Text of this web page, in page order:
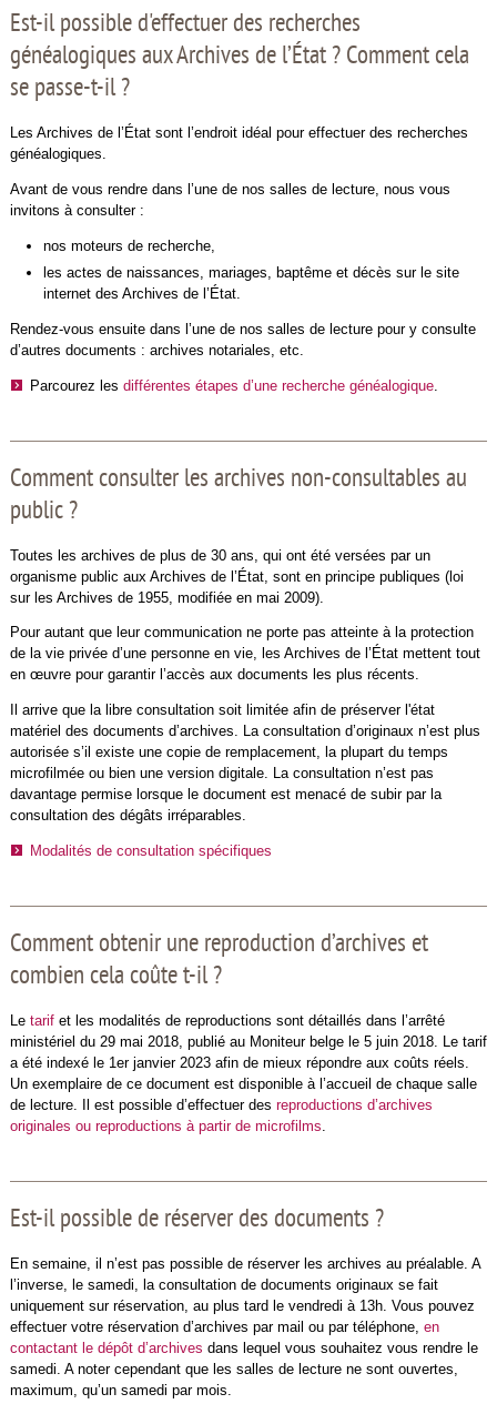
Est-il possible d'effectuer des recherches
généalogiques aux Archives de l’État ? Comment cela
se passe-t-il ?
Les Archives de l’État sont l’endroit idéal pour effectuer des recherches
généalogiques.
Avant de vous rendre dans l’une de nos salles de lecture, nous vous
invitons à consulter :
nos moteurs de recherche,
les actes de naissances, mariages, baptême et décès sur le site
internet des Archives de l’État.
Rendez-vous ensuite dans l’une de nos salles de lecture pour y consulte
d’autres documents : archives notariales, etc.
Parcourez les différentes étapes d’une recherche généalogique.
Comment consulter les archives non-consultables au
public ?
Toutes les archives de plus de 30 ans, qui ont été versées par un
organisme public aux Archives de l’État, sont en principe publiques (loi
sur les Archives de 1955, modifiée en mai 2009).
Pour autant que leur communication ne porte pas atteinte à la protection
de la vie privée d’une personne en vie, les Archives de l’État mettent tout
en œuvre pour garantir l’accès aux documents les plus récents.
Il arrive que la libre consultation soit limitée afin de préserver l'état
matériel des documents d’archives. La consultation d’originaux n’est plus
autorisée s’il existe une copie de remplacement, la plupart du temps
microfilmée ou bien une version digitale. La consultation n’est pas
davantage permise lorsque le document est menacé de subir par la
consultation des dégâts irréparables.
Modalités de consultation spécifiques
Comment obtenir une reproduction d’archives et
combien cela coûte t-il ?
Le tarifet les modalités de reproductions sont détaillés dans l’arrêté
ministériel du 29 mai 2018, publié au Moniteur belge le 5 juin 2018. Le tarif
a été indexé le 1er janvier 2023 afin de mieux répondre aux coûts réels.
Un exemplaire de ce document est disponible à l’accueil de chaque salle
de lecture. Il est possible d’effectuer des reproductions d’archives
originales ou reproductions à partir de microfilms
Est-il possible de réserver des documents ?
En semaine, il n’est pas possible de réserver les archives au préalable. A
l’inverse, le samedi, la consultation de documents originaux se fait
uniquement sur réservation, au plus tard le vendredi à 13h. Vous pouvez
effectuer votre réservation d’archives par mail ou par téléphone, en
contactant le dépôt d’archives dans lequel vous souhaitez vous rendre le
samedi. A noter cependant que les salles de lecture ne sont ouvertes,
maximum, qu’un samedi par mois.